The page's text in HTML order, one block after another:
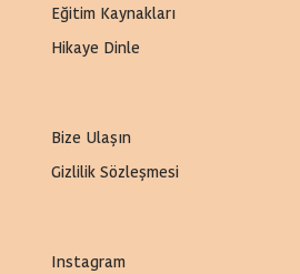
Eğitim Kaynakları
Hikaye Dinle
Bize Ulaşın
Gizlilik Sözleşmesi
Instagram